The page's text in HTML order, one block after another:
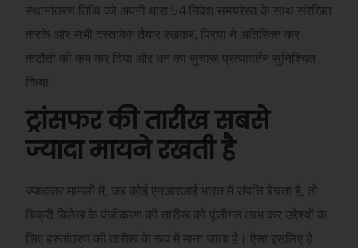
स्थानांतरण तिथि को अपनी धारा 54 निवेश समयरेखा के साथ संरेखित
करके और सभी दस्तावेज़ तैयार रखकर, प्रिया ने अतिरिक्त कर
कटौती को कम कर दिया और धन का सुचारू प्रत्यावर्तन सुनिश्चित
किया।
ट्रांसफर की तारीख सबसे
ज्यादा मायने रखती है
ज्यादातर मामलों में, जब कोई एनआरआई भारत में संपत्ति बेचता है, तो
बिक्री विलेख के पंजीकरण की तारीख को पूंजीगत लाभ कर उद्देश्यों के
लिए हस्तांतरण की तारीख के रूप में माना जाता है। ऐसा इसलिए है